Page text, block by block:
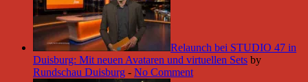
Relaunch bei STUDIO 47 in
Duisburg: Mit neuen Avataren und virtuellen Sets by
Rundschau Duisburg - No Comment